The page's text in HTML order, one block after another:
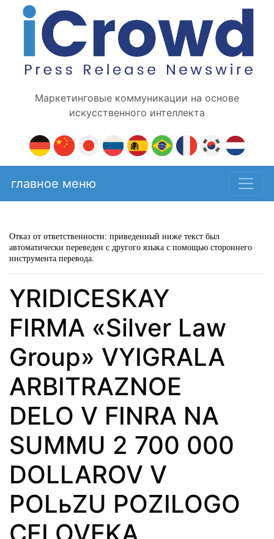
Маркетинговые коммуникации на основе
искусственного интеллекта
главное меню
Отказ от ответственности: приведенный ниже текст был
автоматически переведен с другого языка с помощью стороннего
инструмента перевода.
YRIDICESKAY
FIRMA «Silver Law
Group» VYIGRALA
ARBITRAZNOE
DELO V FINRA NA
SUMMU 2 700 000
DOLLAROV V
POLьZU POZILOGO